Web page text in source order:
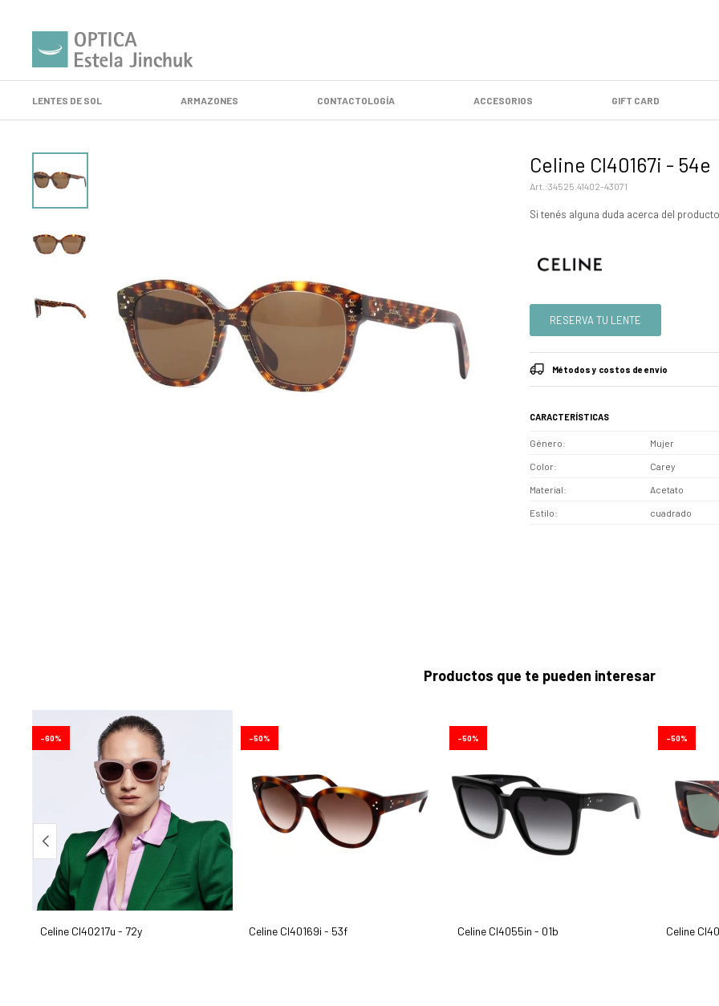
LENTES DE SOL ARMAZONES CONTACTOLOGÍA ACCESORIOS GIFT CARD
Celine Cl40167i - 54e
34525.41402-43071
Si tenés alguna duda acerca del
RESERVA TU LENTE
Métodos y costos de envío
CARACTERÍSTICAS
Género Mujer
Color Carey
Material Acetato
Estilo cuadrado
Productos que te pueden interesar
Celine Cl40217u - 72y
60
Celine Cl40169i - 53f
50
Celine Cl4055in - 01b
50
Celine
50